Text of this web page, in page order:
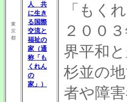
東
京
都
人 共
に生き
る国際
交流と
福祉の
家（通
称「も
くれん
の
家」）
「もく
２００
界平和
杉並の
者や障